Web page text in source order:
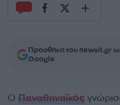
Προσθήκη του newsit.gr
Google
Ο Παναθηναϊκός